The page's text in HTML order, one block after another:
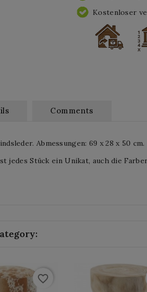
Kostenloser
Comments
Abmessungen: 69 x 28 x 50 cm.
jedes Stück ein Unikat, auch die
favorite_border